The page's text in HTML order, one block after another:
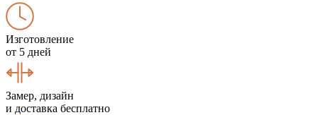
Изготовление
от 5 дней
Замер, дизайн
и доставка бесплатно